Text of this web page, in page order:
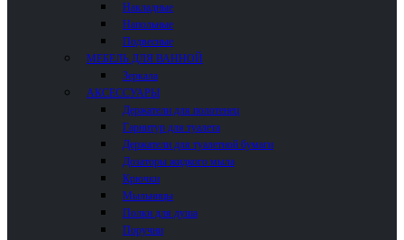
Накладные
Напольные
Подвесные
МЕБЕЛЬ ДЛЯ ВАННОЙ
Зеркала
АКСЕССУАРЫ
Держатели для полотенец
Гарнитур для туалета
Держатели для туалетной бумаги
Дозаторы жидкого мыла
Крючки
Мыльницы
Полки для душа
Поручни